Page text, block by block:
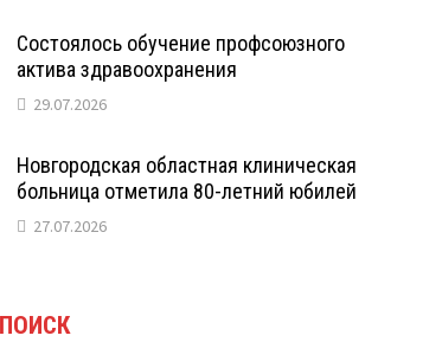
Состоялось обучение профсоюзного
актива здравоохранения
29.07.2026
Новгородская областная клиническая
больница отметила 80-летний юбилей
27.07.2026
ПОИСК